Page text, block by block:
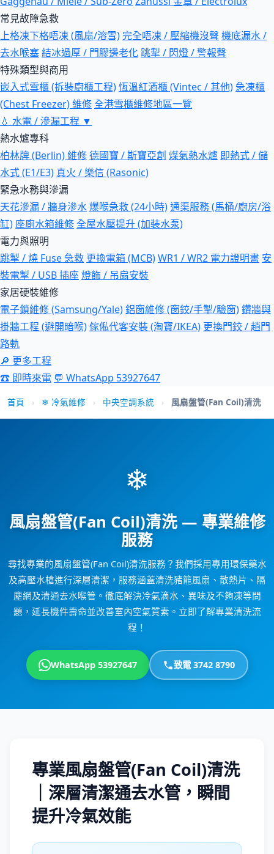
常見故障急救
上格凍下格唔凍 (風扇/溶雪)完全唔凍 / 壓縮機沒聲 機底漏水 /
去水喉塞結冰過厚 / 門膠邊老化跳掣 / 閃燈 / 警報聲
特殊類型與商用
嵌入式雪櫃 (拆裝廚櫃工程)恆溫紅酒櫃 (Vintec / 其他)急凍櫃
(Chest Freezer) 維修全港雪櫃維修地區一覽
💧 水電 / 滲漏工程 ▼
熱水爐專科
柏林牌 (Berlin) 維修德國寶 / 斯寶亞創 煤氣熱水爐 即熱式 / 儲
水式 (E1/E3) 真火 / 樂信 (Rasonic)
緊急水務與滲漏
天花滲漏 / 牆身滲水爆喉急救 (24小時)通渠服務 (馬桶/廚房/浴
缸) 座廁水箱維修全屋水壓提升 (加裝水泵)
電力與照明
跳掣 / 燒 Fuse 急救 更換電箱 (MCB)WR1 / WR2 電力證明書 安
裝電掣 / USB 插座燈飾 / 吊扇安裝
家居硬裝維修
電子鎖維修 (Samsung/Yale)鋁窗維修 (窗鉸/手掣/驗窗)鑽牆與
掛牆工程 (避開暗喉)傢俬代客安裝 (淘寶/IKEA) 更換門鉸 / 趟門
路軌
🔎 更多工程
☎ 即時來電 💬 WhatsApp 53927647
首頁 › ❄ 冷氣維修 › 中央空調系統 › 風扇盤管(Fan Coil)清洗
❄
風扇盤管(Fan Coil)清洗 — 專業維修
服務
尋找專業的風扇盤管(Fan Coil)清洗服務？我們採用專用環保藥水
及高壓水槍進行深層清潔，服務涵蓋清洗豬籠風扇、散熱片、隔
塵網及清通去水喉管。徹底解決冷氣滴水、異味及不夠凍等問
題，延長機件壽命並改善室內空氣質素。立即了解專業清洗流
程！
WhatsApp 53927647 致電 3742 8790
專業風扇盤管(Fan Coil)清洗
｜深層清潔通去水管，瞬間
提升冷氣效能